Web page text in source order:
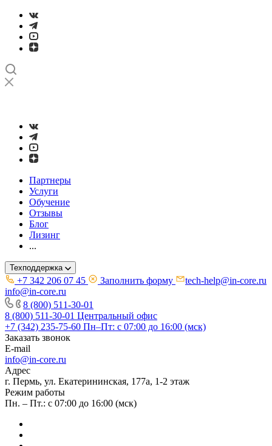
Партнеры
Услуги
Обучение
Отзывы
Блог
Лизинг
...
Техподдержка
+7 342 206 07 45 Заполнить форму
tech-help@in-core.ru
info@in-core.ru
8 (800) 511-30-01
8 (800) 511-30-01 Центральный офис
+7 (342) 235-75-60 Пн–Пт: с 07:00 до 16:00 (мск)
Заказать звонок
E-mail
info@in-core.ru
Адрес
г. Пермь, ул. ​Екатерининская, 177а, ​1-2 этаж
Режим работы
Пн. – Пт.: с 07:00 до 16:00 (мск)